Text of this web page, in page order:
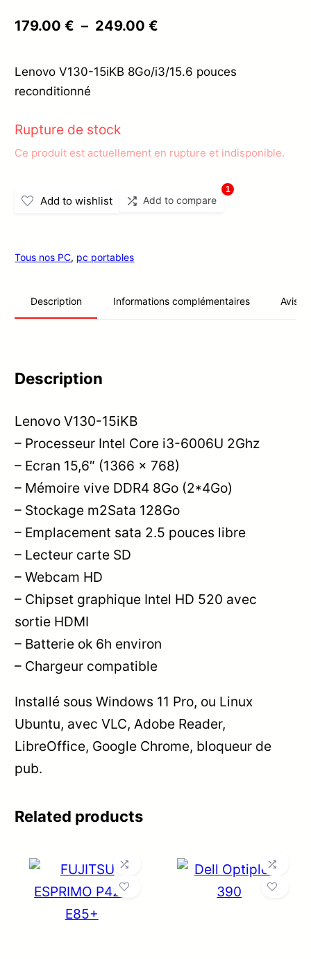
0
5
179.00€ – 249.00€
prix :
Lenovo V130-15iKB 8Go/i3/15.6 pouces
reconditionné
Rupture de stock
Ce produit est actuellement en rupture et indisponible.
Add to wishlist Add to compare
1
Tous nos PC, pc portables
Description Informations complémentaires Avis
Description
Lenovo V130-15iKB
– Processeur Intel Core i3-6006U 2Ghz
– Ecran 15,6″ (1366 x 768)
– Mémoire vive DDR4 8Go (2*4Go)
– Stockage m2Sata 128Go
– Emplacement sata 2.5 pouces libre
– Lecteur carte SD
– Webcam HD
– Chipset graphique Intel HD 520 avec
sortie HDMI
– Batterie ok 6h environ
– Chargeur compatible
Installé sous Windows 11 Pro, ou Linux
Ubuntu, avec VLC, Adobe Reader,
LibreOffice, Google Chrome, bloqueur de
pub.
Related products